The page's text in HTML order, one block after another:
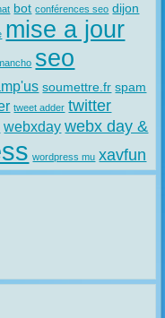
bot conférences seo dijon
mise a jour
seo
soumettre.fr spam
tweet adder twitter
webxday webx day &
wordpress mu xavfun